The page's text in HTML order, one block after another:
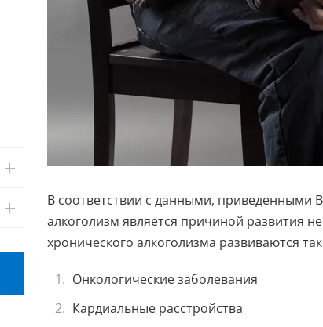
В соответствии с данными, приведенными
алкоголизм является причиной развития
хронического алкоголизма развиваются
Онкологические заболевания
Кардиальные расстройства